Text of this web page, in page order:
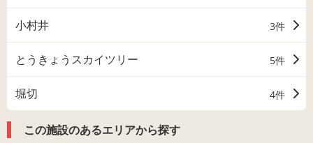
小村井 3件
とうきょうスカイツリー 5件
堀切 4件
この施設のあるエリアから探す